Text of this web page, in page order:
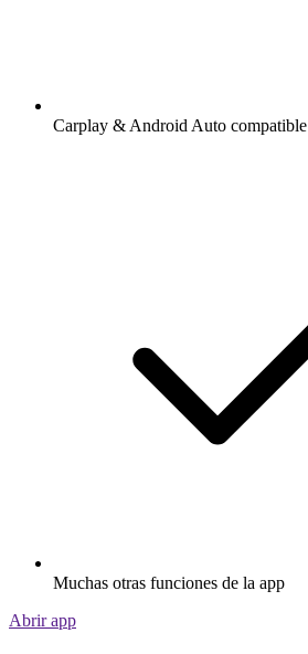
Carplay & Android Auto compatible
Muchas otras funciones de la app
Abrir app